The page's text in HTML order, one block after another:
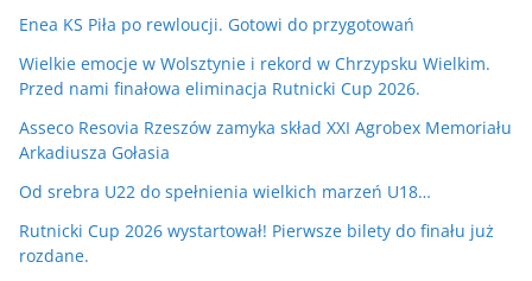
Enea KS Piła po rewloucji. Gotowi do przygotowań
Wielkie emocje w Wolsztynie i rekord w Chrzypsku Wielkim.
Przed nami finałowa eliminacja Rutnicki Cup 2026.
Asseco Resovia Rzeszów zamyka skład XXI Agrobex Memoriału
Arkadiusza Gołasia
Od srebra U22 do spełnienia wielkich marzeń U18…
Rutnicki Cup 2026 wystartował! Pierwsze bilety do finału już
rozdane.